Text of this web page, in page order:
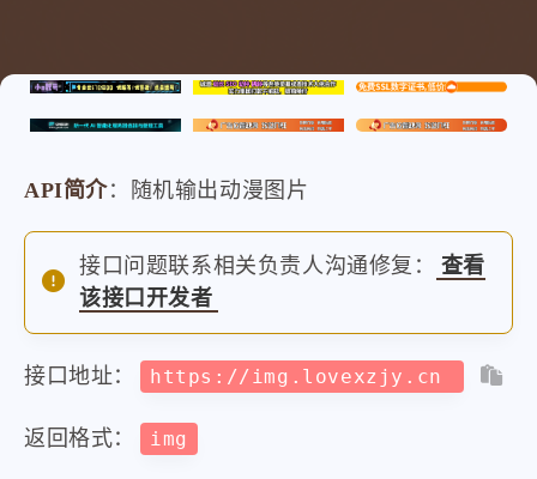
API简介：随机输出动漫图片
接口问题联系相关负责人沟通修复：
查看
该接口开发者
接口地址： https://img.lovexzjy.cn
返回格式： img